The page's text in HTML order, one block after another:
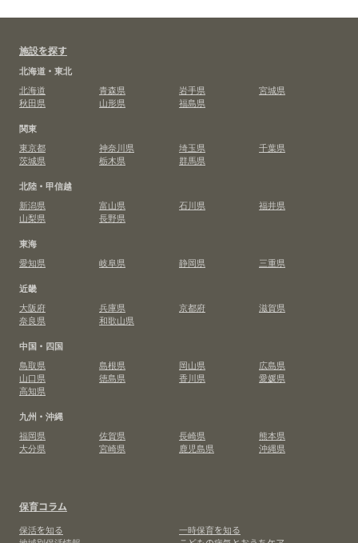
施設を探す
北海道・東北
北海道
青森県 岩手県
宮城県
秋田県
山形県
福島県
関東
東京都
神奈川県 埼玉県
千葉県
茨城県
栃木県
群馬県
北陸・甲信越
新潟県
富山県 石川県
福井県
山梨県
長野県
東海
愛知県
岐阜県 静岡県
三重県
近畿
大阪府
兵庫県 京都府
滋賀県
奈良県
和歌山県
中国・四国
鳥取県
島根県 岡山県
広島県
山口県
徳島県 香川県
愛媛県
高知県
九州・沖縄
福岡県
佐賀県 長崎県
熊本県
大分県
宮崎県 鹿児島県 沖縄県
保育コラム
保活を知る
一時保育を知る